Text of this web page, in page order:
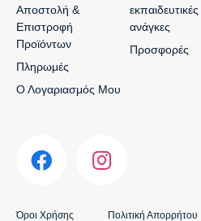
Όροι Χρήσης Πολιτική Απορρήτου
εκπαιδευτικές
ανάγκες
Προσφορές
Αποστολή &
Επιστροφή
Προϊόντων
Πληρωμές
Ο Λογαριασμός Μου